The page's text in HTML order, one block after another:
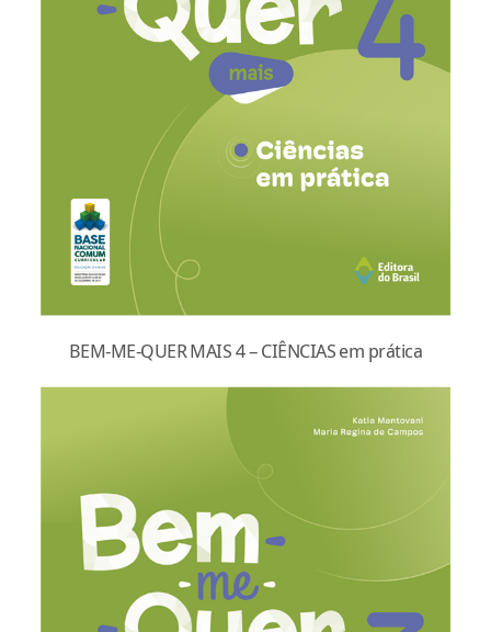
BEM-ME-QUER MAIS 4 – CIÊNCIAS em prática